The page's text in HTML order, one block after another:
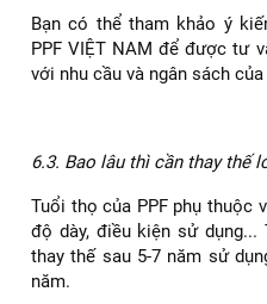
Môn, Bình Tân, Phú Nhuận.
Tham khảo thêm bài
không?
Có, PPF thực sự hiệu quả
tác động ngoại lực như: